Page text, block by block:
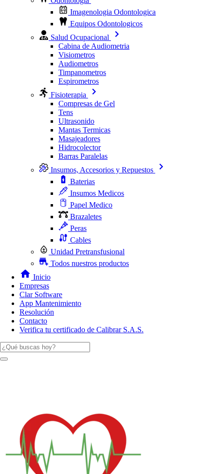
Imagenologia Odontologica
Equipos Odontologicos
Salud Ocupacional
Cabina de Audiometria
Visiometros
Audiometros
Timpanometros
Espirometros
Fisioterapia
Compresas de Gel
Tens
Ultrasonido
Mantas Termicas
Masajeadores
Hidrocolector
Barras Paralelas
Insumos, Accesorios y Repuestos
Baterias
Insumos Medicos
Papel Medico
Brazaletes
Peras
Cables
Unidad Pretransfusional
Todos nuestros productos
Inicio
Empresas
Clar Software
App Mantenimiento
Resolución
Contacto
Verifica tu certificado de Calibrar S.A.S.